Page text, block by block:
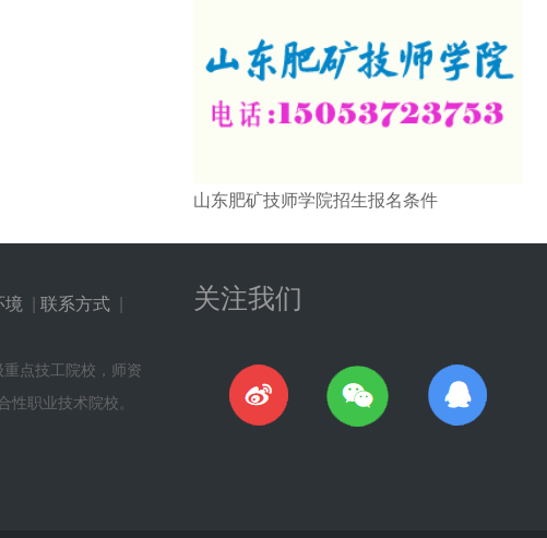
山东肥矿技师学院招生报名条件
境 | 联系方式 |
点技工院校，师资
职业技术院校。
关注我们